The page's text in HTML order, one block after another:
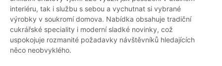
interiéru, tak i službu s sebou a vychutnat si vybrané
výrobky v soukromí domova. Nabídka obsahuje tradiční
cukrářské speciality i moderní sladké novinky, což
uspokojuje rozmanité požadavky návštěvníků hledajících
něco neobvyklého.